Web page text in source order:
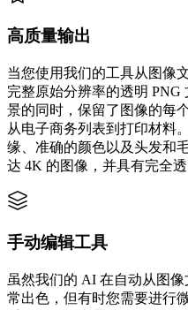
高质量输出
当您使用我们的工具从图像
完整原始分辨率的透明
景的同时，保留了图像的每
从电子商务列表到打印材料
缘、准确的颜色以及头发和
达 4K 的图像，并具有完全透
手动编辑工具
虽然我们的 AI 在自动从图
常出色，但有时您需要进行